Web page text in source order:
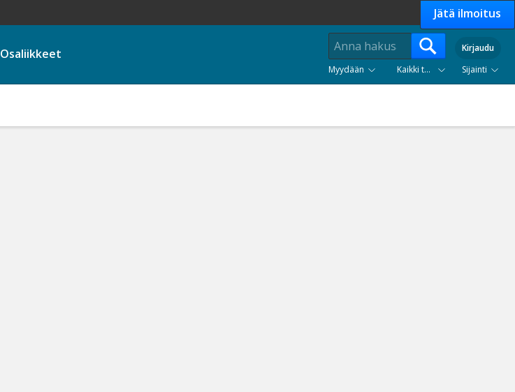
Jätä ilmoitus
Osaliikkeet
Kirjaudu
Myydään
Kaikki tuoteryhmät Sijainti